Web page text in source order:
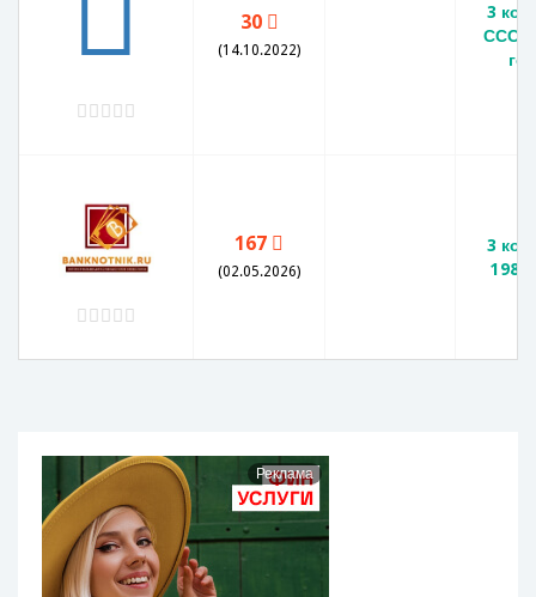
30
(14.10.2022)
3
СССР
167
(02.05.2026)
3
1982
Реклама